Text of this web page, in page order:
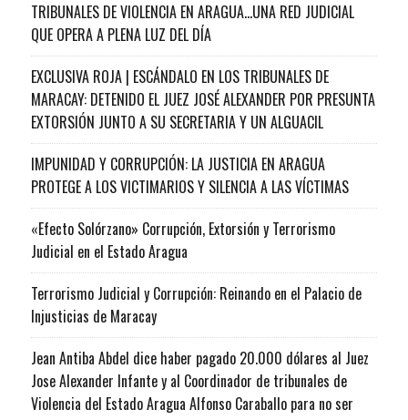
TRIBUNALES DE VIOLENCIA EN ARAGUA…UNA RED JUDICIAL
QUE OPERA A PLENA LUZ DEL DÍA
EXCLUSIVA ROJA | ESCÁNDALO EN LOS TRIBUNALES DE
MARACAY: DETENIDO EL JUEZ JOSÉ ALEXANDER POR PRESUNTA
EXTORSIÓN JUNTO A SU SECRETARIA Y UN ALGUACIL
IMPUNIDAD Y CORRUPCIÓN: LA JUSTICIA EN ARAGUA
PROTEGE A LOS VICTIMARIOS Y SILENCIA A LAS VÍCTIMAS
«Efecto Solórzano» Corrupción, Extorsión y Terrorismo
Judicial en el Estado Aragua
Terrorismo Judicial y Corrupción: Reinando en el Palacio de
Injusticias de Maracay
Jean Antiba Abdel dice haber pagado 20.000 dólares al Juez
Jose Alexander Infante y al Coordinador de tribunales de
Violencia del Estado Aragua Alfonso Caraballo para no ser